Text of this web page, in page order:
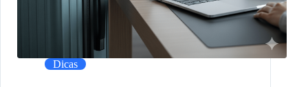
Dicas